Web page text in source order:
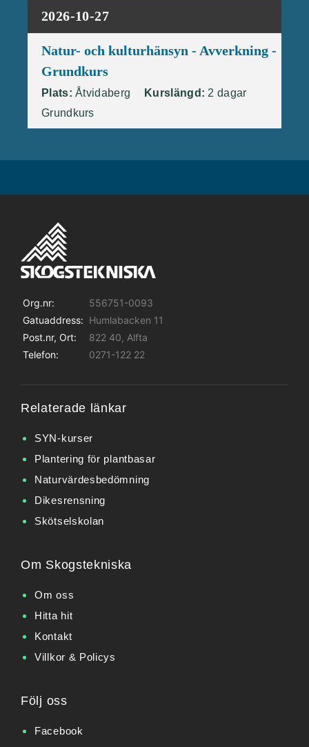
2026-10-27
Natur- och kulturhänsyn - Avverkning -
Grundkurs
Plats: Åtvidaberg Kurslängd: 2 dagar
Grundkurs
Org.nr:
556751-0093
Gatuaddress: Humlabacken 11
Post.nr, Ort:
822 40, Alfta
Telefon:
0271-122 22
Relaterade länkar
SYN-kurser
Plantering för plantbasar
Naturvärdesbedömning
Dikesrensning
Skötselskolan
Om Skogstekniska
Om oss
Hitta hit
Kontakt
Villkor & Policys
Följ oss
Facebook